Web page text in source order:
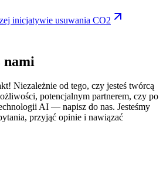
inicjatywie usuwania CO2
nami
Niezależnie od tego, czy jesteś twórcą
potencjalnym partnerem, czy po
AI — napisz do nas. Jesteśmy
przyjąć opinie i nawiązać